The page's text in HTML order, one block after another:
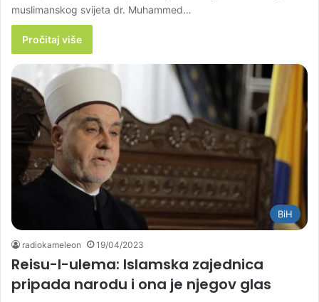
muslimanskog svijeta dr. Muhammed…
Pročitaj više
BiH
radiokameleon 19/04/2023
Reisu-l-ulema: Islamska zajednica
pripada narodu i ona je njegov glas